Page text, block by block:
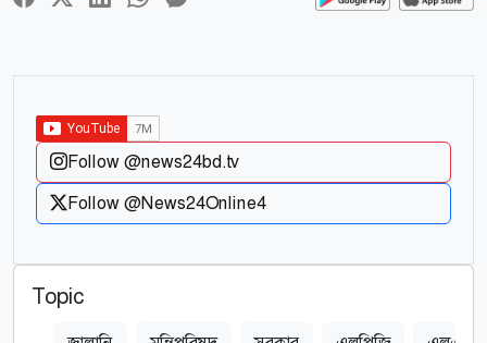
Follow @news24bd.tv
Follow @News24Online4
Topic